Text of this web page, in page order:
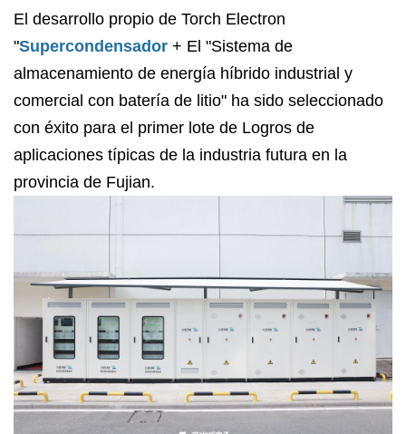
El desarrollo propio de Torch Electron
"Supercondensador + El "Sistema de
almacenamiento de energía híbrido industrial y
comercial con batería de litio" ha sido seleccionado
con éxito para el primer lote de Logros de
aplicaciones típicas de la industria futura en la
provincia de Fujian.